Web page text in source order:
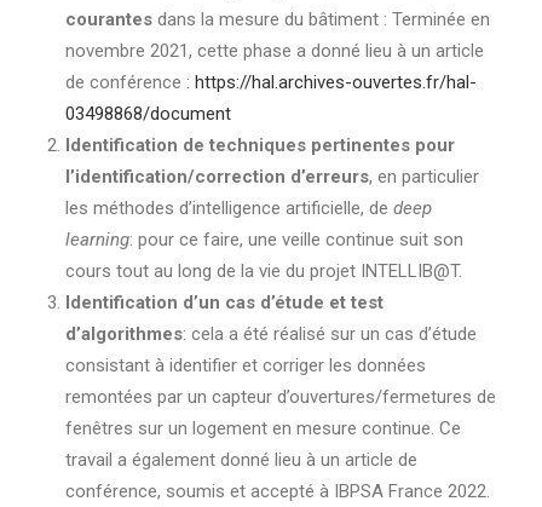
courantes dans la mesure du bâtiment : Terminée en
novembre 2021, cette phase a donné lieu à un article
de conférence : https://hal.archives-ouvertes.fr/hal-
03498868/document
Identification de techniques pertinentes pour
l’identification/correction d’erreurs, en particulier
les méthodes d’intelligence artificielle, de deep
learning: pour ce faire, une veille continue suit son
cours tout au long de la vie du projet INTELLIB@T.
Identification d’un cas d’étude et test
d’algorithmes: cela a été réalisé sur un cas d’étude
consistant à identifier et corriger les données
remontées par un capteur d’ouvertures/fermetures de
fenêtres sur un logement en mesure continue. Ce
travail a également donné lieu à un article de
conférence, soumis et accepté à IBPSA France 2022.